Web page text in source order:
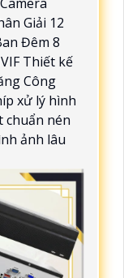
Giải 12
Đêm 8
Thiết kế
Công
xử lý hình
chuẩn nén
ảnh lâu